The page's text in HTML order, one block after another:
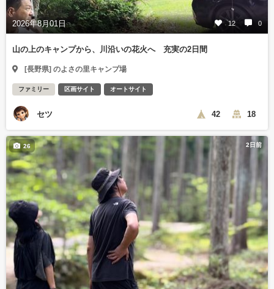
2026年8月01日 12 0
山の上のキャンプから、川沿いの花火へ 充実の2日間
[長野県] のよさの里キャンプ場
ファミリー 区画サイト オートサイト
セツ 42 18
2日前
26